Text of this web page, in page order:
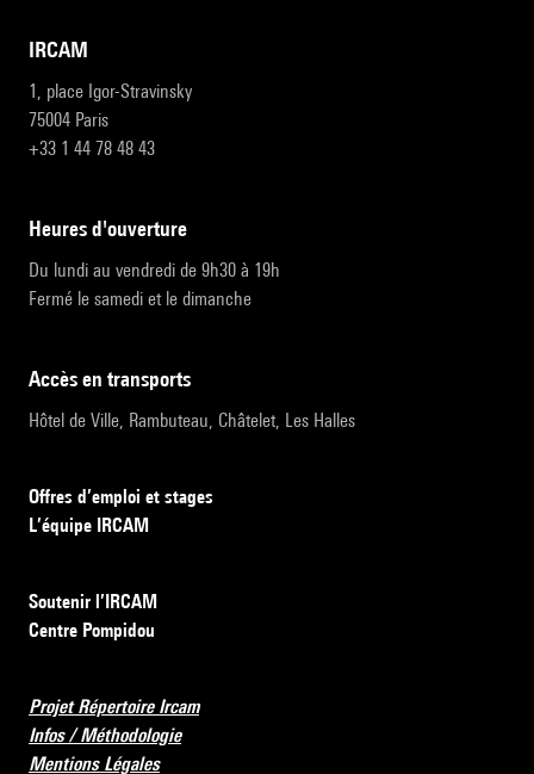
IRCAM
1, place Igor-Stravinsky
75004 Paris
+33 1 44 78 48 43
heures d'ouverture
Du lundi au vendredi de 9h30 à 19h
Fermé le samedi et le dimanche
accès en transports
Hôtel de Ville, Rambuteau, Châtelet, Les Halles
Offres d’emploi et stages
L’équipe IRCAM
Soutenir l’IRCAM
Centre Pompidou
Projet Répertoire Ircam
Infos / Méthodologie
Mentions Légales